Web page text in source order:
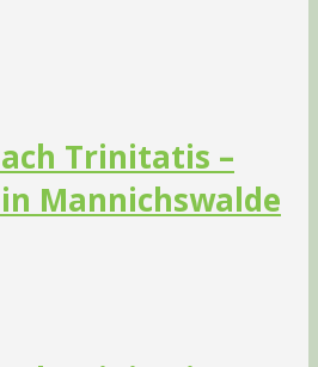
Trinitatis –
Mannichswalde